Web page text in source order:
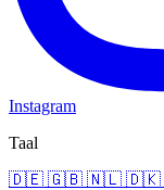
Instagram
Taal
🇩🇪 🇬🇧 🇳🇱 🇩🇰